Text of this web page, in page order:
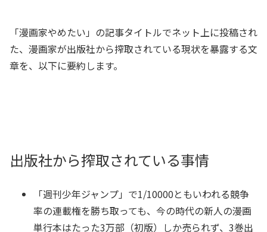
「漫画家やめたい」の記事タイトルでネット上に投稿され
た、漫画家が出版社から搾取されている現状を暴露する文
章を、以下に要約します。
出版社から搾取されている事情
「週刊少年ジャンプ」で1/10000ともいわれる競争
率の連載権を勝ち取っても、今の時代の新人の漫画
単行本はたった3万部（初版）しか売られず、3巻出